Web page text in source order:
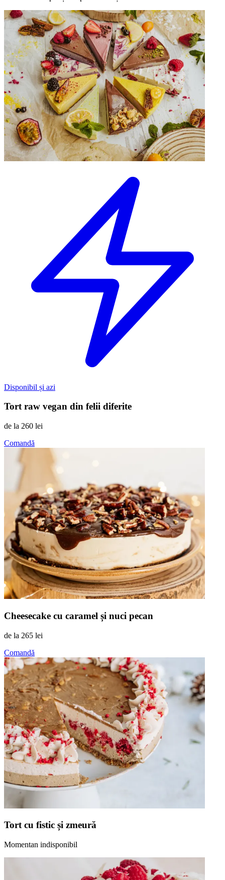
Disponibil și azi
Tort raw vegan din felii diferite
de la 260 lei
Comandă
Cheesecake cu caramel și nuci pecan
de la 265 lei
Comandă
Tort cu fistic și zmeură
Momentan indisponibil